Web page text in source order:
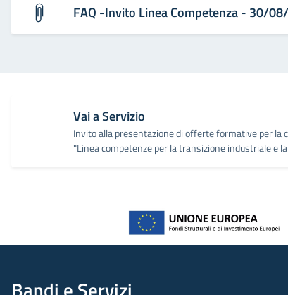
FAQ -Invito Linea Competenza - 30/
Vai a Servizio
Invito alla presentazione di offerte formative per la
"Linea competenze per la transizione industriale e